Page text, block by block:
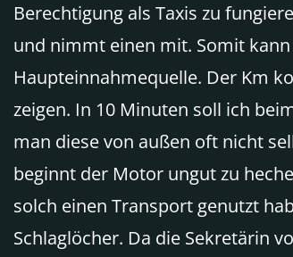
Berechtigung als Taxis zu
und nimmt einen mit. Somit
Haupteinnahmequelle. Der Km
zeigen. In 10 Minuten soll ich
man diese von außen oft nicht
beginnt der Motor ungut zu
solch einen Transport genutzt
Schlaglöcher. Da die Sekretärin